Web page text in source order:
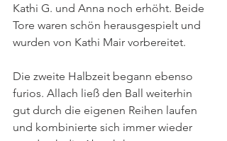
Kathi G. und Anna noch erhöht. Beide
Tore waren schön herausgespielt und
wurden von Kathi Mair vorbereitet.
Die zweite Halbzeit begann ebenso
furios. Allach ließ den Ball weiterhin
gut durch die eigenen Reihen laufen
und kombinierte sich immer wieder